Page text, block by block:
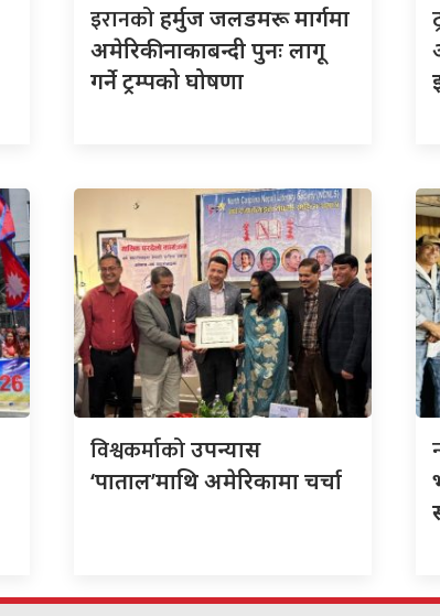
इरानकोहर्मुज जलडमरू मार्गमा
अमेरिकी नाकाबन्दी पुनः लागू
गर्ने ट्रम्पको घोषणा
विश्वकर्माकोउपन्यास
‘पाताल’माथि अमेरिकामा चर्चा